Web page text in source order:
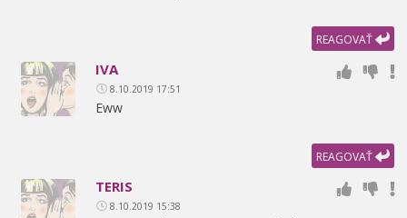
REAGOVAŤ
IVA
8.10.2019 17:51
Eww
REAGOVAŤ
TERIS
8.10.2019 15:38